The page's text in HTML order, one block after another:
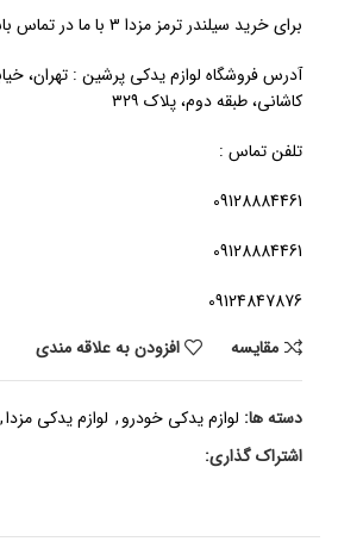
برای خرید سیلندر ترمز مزدا 3 با ما در تماس باشید.
آدرس فروشگاه لوازم یدکی پرشین : تهران،
کاشانی، طبقه دوم، پلاک ۳۲۹
تلفن تماس :
09128884461
09128884461
09124847876
مقايسه
افزودن به علاقه مندی
دسته ها: لوازم یدکی خودرو, لوازم یدکی مزدا,
اشتراک گذاری: